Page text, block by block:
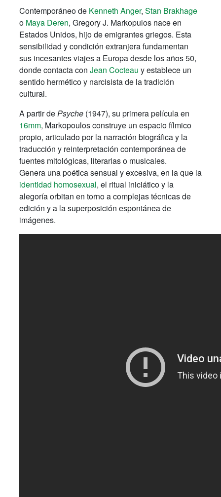
Contemporáneo de Kenneth Anger, Stan Brakhage
o Maya Deren, Gregory J. Markopulos nace en
Estados Unidos, hijo de emigrantes griegos. Esta
sensibilidad y condición extranjera fundamentan
sus incesantes viajes a Europa desde los años 50,
donde contacta con Jean Cocteau y establece un
sentido hermético y narcisista de la tradición
cultural.
A partir dePsyche (1947), su primera película en
16mm, Markopoulos construye un espacio fílmico
propio, articulado por la narración biográfica y la
traducción y reinterpretación contemporánea de
fuentes mitológicas, literarias o musicales.
Genera una poética sensual y excesiva, en la que la
identidad homosexual, el ritual iniciático y la
alegoría orbitan en torno a complejas técnicas de
edición y a la superposición espontánea de
imágenes.